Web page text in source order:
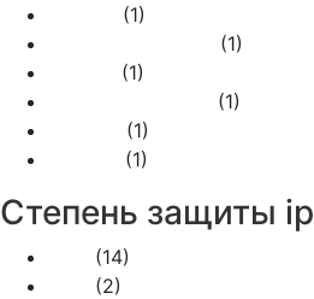
(1)
(1)
(1)
(1)
(1)
(1)
Степень защиты ip
(14)
(2)